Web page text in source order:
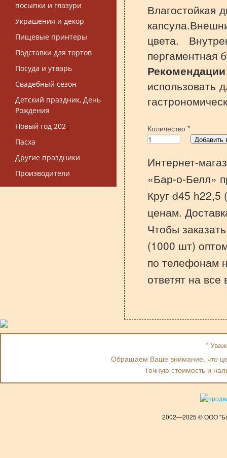
посыпки и глазури
Украшения и декор
Пищевые принтеры
Подставки для тортов
Посуда и утварь
Свадебный сезон
Детский праздник, День
Рождения
Новый год 2025
Пасха
Другие праздники
Производители
Влагостойкая
цвета.
пергаментная
использовать
Количество *
Интернет-
«Бар-о-Белл»
Круг d45
ценам.
Чтобы
(1000 шт)
по телефонам
ответят на все
*
Обращаем Ваше внимание, что
Точную стоимость и
2002—2025 © ООО